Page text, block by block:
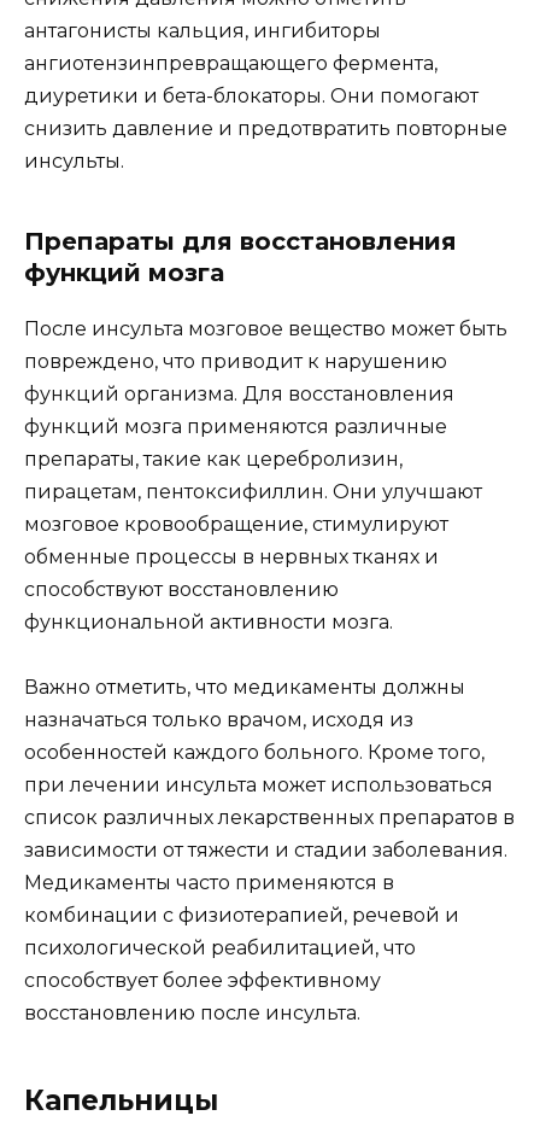
антагонисты кальция, ингибиторы
ангиотензинпревращающего фермента,
диуретики и бета-блокаторы. Они помогают
снизить давление и предотвратить повторные
инсульты.
Препараты для восстановления
функций мозга
После инсульта мозговое вещество может быть
повреждено, что приводит к нарушению
функций организма. Для восстановления
функций мозга применяются различные
препараты, такие как церебролизин,
пирацетам, пентоксифиллин. Они улучшают
мозговое кровообращение, стимулируют
обменные процессы в нервных тканях и
способствуют восстановлению
функциональной активности мозга.
Важно отметить, что медикаменты должны
назначаться только врачом, исходя из
особенностей каждого больного. Кроме того,
при лечении инсульта может использоваться
список различных лекарственных препаратов в
зависимости от тяжести и стадии заболевания.
Медикаменты часто применяются в
комбинации с физиотерапией, речевой и
психологической реабилитацией, что
способствует более эффективному
восстановлению после инсульта.
Капельницы